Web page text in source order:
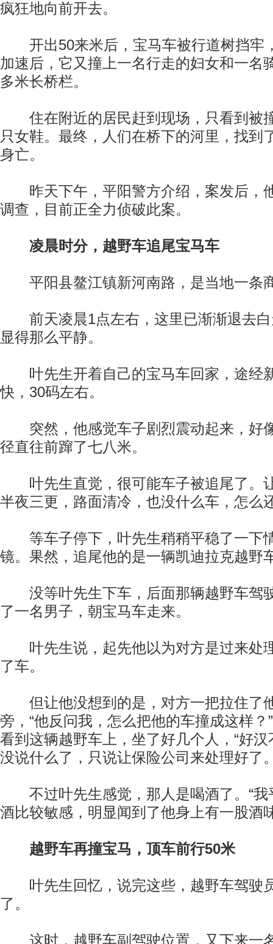
疯狂地向前开去。
开出50来米后，宝马车被行道树挡牢
加速后，它又撞上一名行走的妇女和一名
多米长桥栏。
住在附近的居民赶到现场，只看到被
只女鞋。最终，人们在桥下的河里，找到
身亡。
昨天下午，平阳警方介绍，案发后，
调查，目前正全力侦破此案。
凌晨时分，越野车追尾宝马车
平阳县鳌江镇新河南路，是当地一条
前天凌晨1点左右，这里已渐渐退去白
显得那么平静。
叶先生开着自己的宝马车回家，途经
快，30码左右。
突然，他感觉车子剧烈震动起来，好
径直往前蹿了七八米。
叶先生直觉，很可能车子被追尾了。
半夜三更，路面清冷，也没什么车，怎么
等车子停下，叶先生稍稍平稳了一下
镜。果然，追尾他的是一辆凯迪拉克越野
没等叶先生下车，后面那辆越野车驾
了一名男子，朝宝马车走来。
叶先生说，起先他以为对方是过来处
了车。
但让他没想到的是，对方一把拉住了
旁，“他反问我，怎么把他的车撞成这样？
看到这辆越野车上，坐了好几个人，“好
没说什么了，只说让保险公司来处理好了
不过叶先生感觉，那人是喝酒了。“我
酒比较敏感，明显闻到了他身上有一股酒
越野车再撞宝马，顶车前行50米
叶先生回忆，说完这些，越野车驾驶
了。
这时，越野车副驾驶位置，又下来一